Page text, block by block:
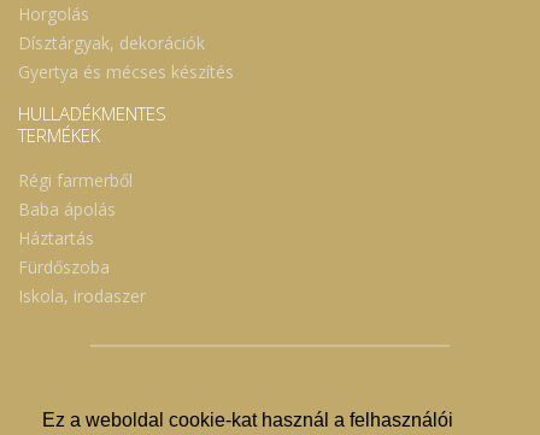
Ez a weboldal cookie-kat használ a felhasználói
Horgolás
Dísztárgyak, dekorációk
Gyertya és mécses készítés
HULLADÉKMENTES
TERMÉKEK
Régi farmerből
Baba ápolás
Háztartás
Fürdőszoba
Iskola, irodaszer